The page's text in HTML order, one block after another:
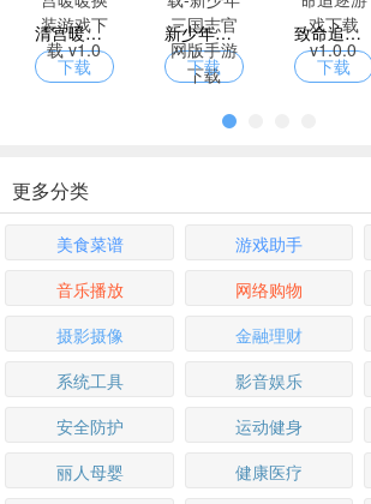
清宫暖暖下载-清宫暖暖换装游戏下载 v1.0
下载
新少年三国志下载-新少年三国志官网版手游下载 v5.5.20
下载
致命追逐下载-致命追逐游戏下载 v1.0.0
下载
更多分类
美食菜谱 游戏助手
音乐播放
网络购物
摄影摄像
金融理财
系统工具
影音娱乐
安全防护
运动健身
丽人母婴
健康医疗